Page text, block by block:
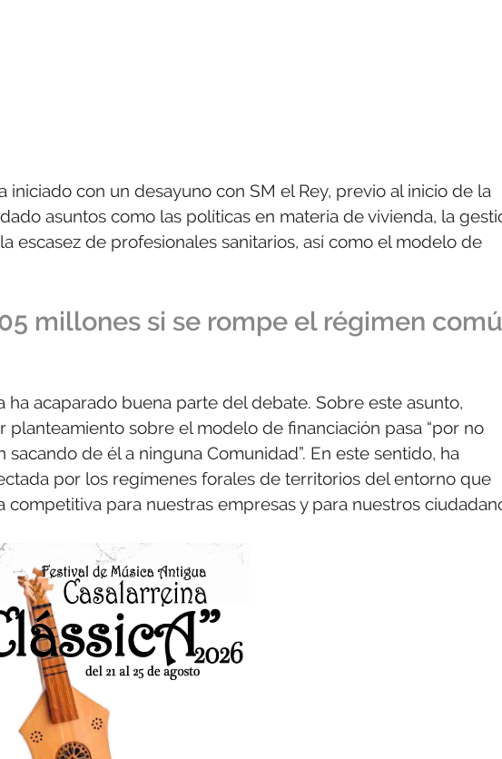
iniciado con un desayuno con SM el Rey, previo al inicio de la
asuntos como las políticas en materia de vivienda, la
escasez de profesionales sanitarios, así como el modelo de
millones si se rompe el régimen
acaparado buena parte del debate. Sobre este asunto,
planteamiento sobre el modelo de financiación pasa “por no
de él a ninguna Comunidad”. En este sentido, ha
por los regímenes forales de territorios del entorno que
para nuestras empresas y para nuestros